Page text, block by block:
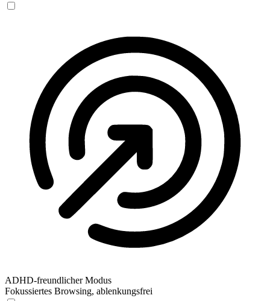
ADHD-freundlicher Modus
Fokussiertes Browsing, ablenkungsfrei